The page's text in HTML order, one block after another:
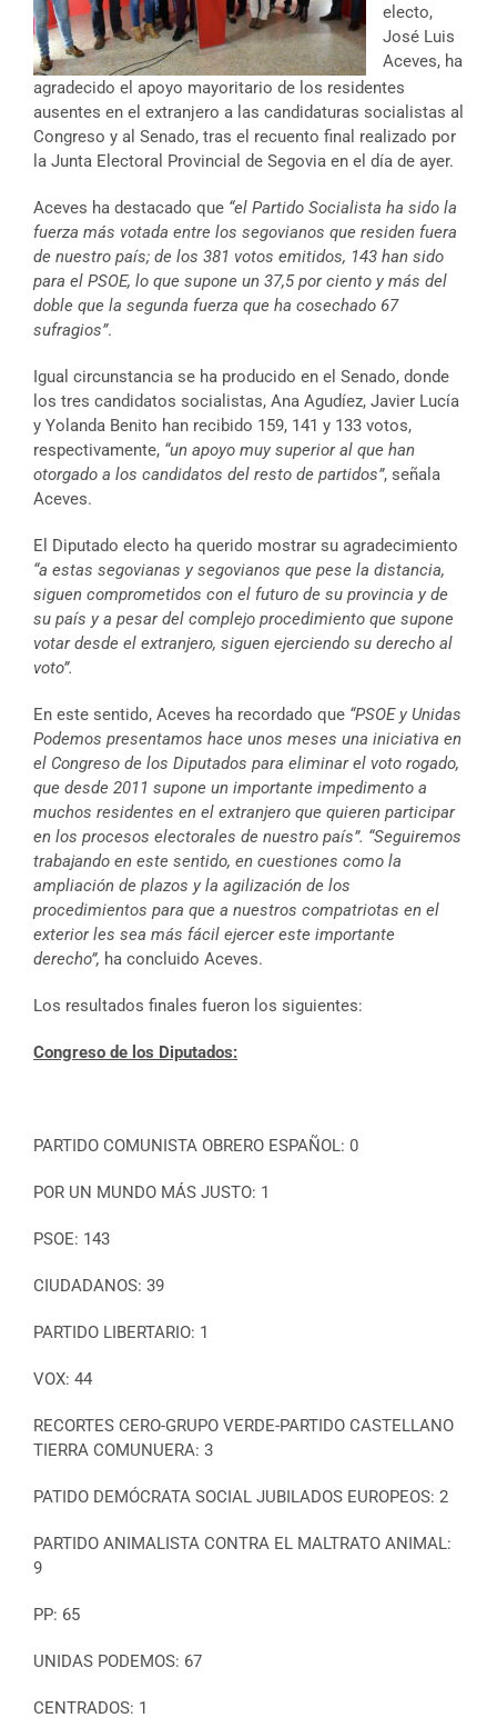
electo,
José Luis
Aceves, ha
agradecido el apoyo mayoritario de los residentes
ausentes en el extranjero a las candidaturas socialistas al
Congreso y al Senado, tras el recuento final realizado por
la Junta Electoral Provincial de Segovia en el día de ayer.
Aceves ha destacado que “el Partido Socialista ha sido la
fuerza más votada entre los segovianos que residen fuera
de nuestro país; de los 381 votos emitidos, 143 han sido
para el PSOE, lo que supone un 37,5 por ciento y más del
doble que la segunda fuerza que ha cosechado 67
sufragios”.
Igual circunstancia se ha producido en el Senado, donde
los tres candidatos socialistas, Ana Agudíez, Javier Lucía
y Yolanda Benito han recibido 159, 141 y 133 votos,
respectivamente, “un apoyo muy superior al que han
otorgado a los candidatos del resto de partidos”, señala
Aceves.
El Diputado electo ha querido mostrar su agradecimiento
“a estas segovianas y segovianos que pese la distancia,
siguen comprometidos con el futuro de su provincia y de
su país y a pesar del complejo procedimiento que supone
votar desde el extranjero, siguen ejerciendo su derecho al
voto”.
En este sentido, Aceves ha recordado que “PSOE y Unidas
Podemos presentamos hace unos meses una iniciativa en
el Congreso de los Diputados para eliminar el voto rogado,
que desde 2011 supone un importante impedimento a
muchos residentes en el extranjero que quieren participar
en los procesos electorales de nuestro país”. “Seguiremos
trabajando en este sentido, en cuestiones como la
ampliación de plazos y la agilización de los
procedimientos para que a nuestros compatriotas en el
exterior les sea más fácil ejercer este importante
derecho”, ha concluido Aceves.
Los resultados finales fueron los siguientes:
Congreso de los Diputados:
PARTIDO COMUNISTA OBRERO ESPAÑOL: 0
POR UN MUNDO MÁS JUSTO: 1
PSOE: 143
CIUDADANOS: 39
PARTIDO LIBERTARIO: 1
VOX: 44
RECORTES CERO-GRUPO VERDE-PARTIDO CASTELLANO
TIERRA COMUNUERA: 3
PATIDO DEMÓCRATA SOCIAL JUBILADOS EUROPEOS: 2
PARTIDO ANIMALISTA CONTRA EL MALTRATO ANIMAL:
9
PP: 65
UNIDAS PODEMOS: 67
CENTRADOS: 1